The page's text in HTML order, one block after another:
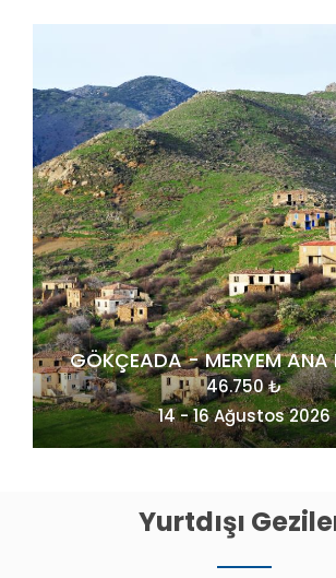
MAÇAHEL VE KUZEY
49.275
20 - 23
Yurtdışı